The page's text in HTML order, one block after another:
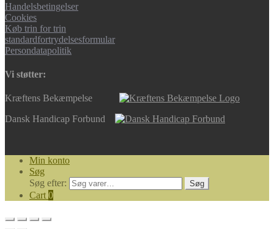
Handelsbetingelser
Cookies
Køb trin for trin
standardfortrydelsesformular
Persondatapolitik
Vi støtter:
Kræftens Bekæmpelse
Dansk Handicap Forbund
Min konto
Søg
Søg efter:
Søg
Cart 0